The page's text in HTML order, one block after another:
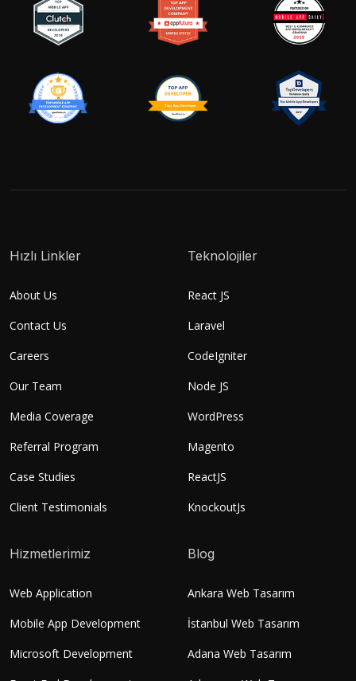
Hızlı Linkler
About Us
Contact Us
Careers
Our Team
Media Coverage
Referral Program
Case Studies
Client Testimonials
Teknolojiler
React JS
Laravel
CodeIgniter
Node JS
WordPress
Magento
ReactJS
KnockoutJs
Hizmetlerimiz
Web Application
Mobile App Development
Microsoft Development
Blog
Ankara Web Tasarım
İstanbul Web Tasarım
Adana Web Tasarım